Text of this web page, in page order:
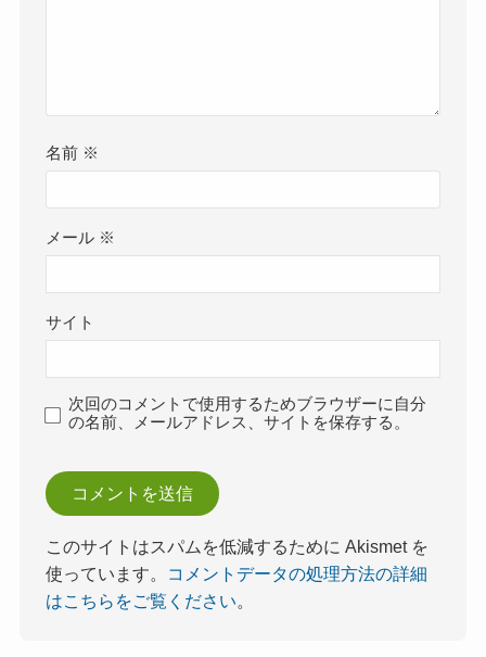
名前 ※
メール ※
サイト
次回のコメントで使用するためブラウザーに自分
の名前、メールアドレス、サイトを保存する。
このサイトはスパムを低減するために Akismet を
使っています。
コメントデータの処理方法の詳細
はこちらをご覧ください。